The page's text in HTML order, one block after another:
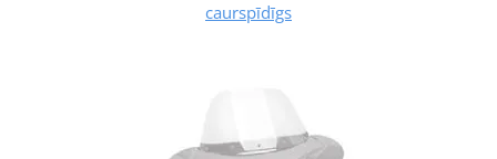
caurspīdīgs